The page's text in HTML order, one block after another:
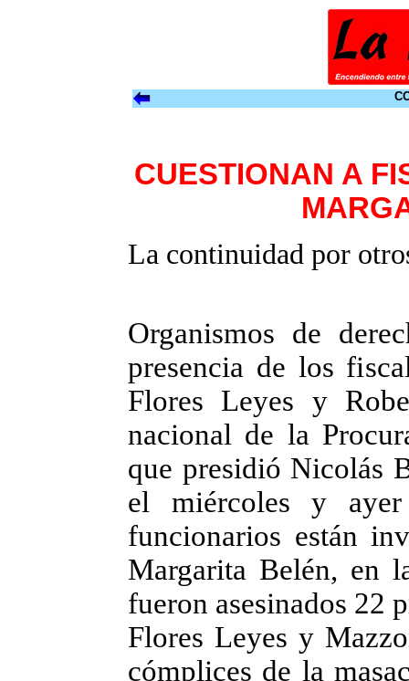
CUESTIONAN A
La continuidad por
Organismos de
presencia de los
Flores Leyes y
nacional de la
que presidió Nicolás
el miércoles y
funcionarios están
Margarita Belén, en
fueron asesinados 22
Flores Leyes y
cómplices de la